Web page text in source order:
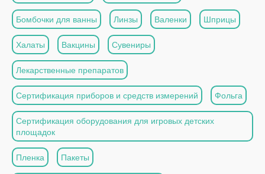
Бомбочки для ванны Линзы Валенки Шприцы
Халаты Вакцины Сувениры
Лекарственные препаратов
Сертификация приборов и средств измерений Фольга
Сертификация оборудования для игровых детских
площадок
Пленка Пакеты